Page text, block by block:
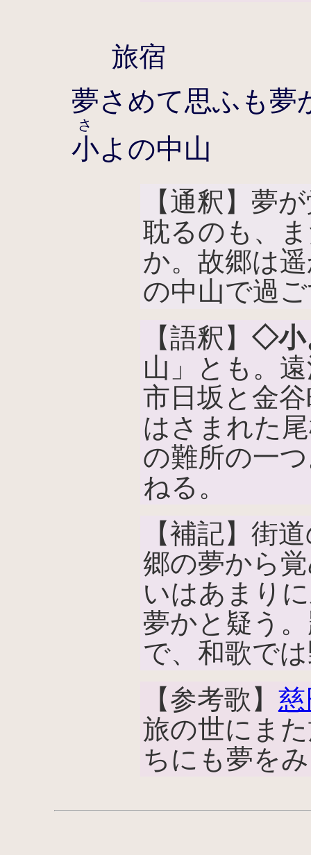
旅宿
夢さめて思ふも夢
小
さ
よの中山
【通釈】夢
耽るのも、
か。故郷は
の中山で過
【語釈】 ◇小
山」とも。
市日坂と金
はさまれた
の難所の一
ねる。
【補記】街
郷の夢から
いはあまり
夢かと疑う
で、和歌で
【参考歌】
旅の世にま
ちにも夢を